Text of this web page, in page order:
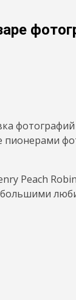
Peach